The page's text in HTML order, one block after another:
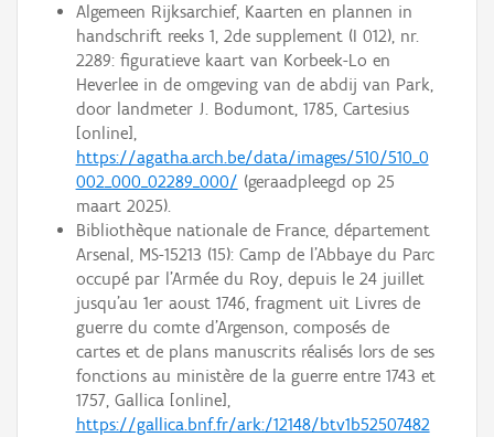
Algemeen Rijksarchief, Kaarten en plannen in
handschrift reeks 1, 2de supplement (I 012), nr.
2289: figuratieve kaart van Korbeek-Lo en
Heverlee in de omgeving van de abdij van Park,
door landmeter J. Bodumont, 1785, Cartesius
[online],
https://agatha.arch.be/data/images/510/510_0
002_000_02289_000/ (geraadpleegd op 25
maart 2025).
Bibliothèque nationale de France, département
Arsenal, MS-15213 (15): Camp de l'Abbaye du Parc
occupé par l'Armée du Roy, depuis le 24 juillet
jusqu'au 1er aoust 1746, fragment uit Livres de
guerre du comte d'Argenson, composés de
cartes et de plans manuscrits réalisés lors de ses
fonctions au ministère de la guerre entre 1743 et
1757, Gallica [online],
https://gallica.bnf.fr/ark:/12148/btv1b52507482